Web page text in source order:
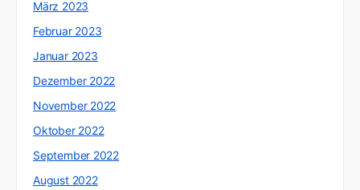
März 2023
Februar 2023
Januar 2023
Dezember 2022
November 2022
Oktober 2022
September 2022
August 2022